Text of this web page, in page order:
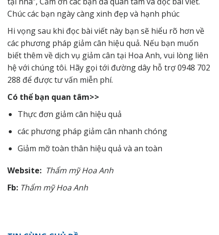
Chúc các bạn ngày càng xinh đẹp và hạnh phúc
Hi vọng sau khi đọc bài viết này bạn sẽ hiểu rõ hơn về
các phương pháp giảm cân hiệu quả. Nếu bạn muốn
biết thêm về dịch vụ giảm cân tại Hoa Anh, vui lòng liên
hệ với chúng tôi. Hãy gọi tới đường dây hỗ trợ 0948 702
288 để được tư vấn miễn phí.
Có thể bạn quan tâm>>
Thực đơn giảm cân hiệu quả
các phương pháp giảm cân nhanh chóng
Giảm mỡ toàn thân hiệu quả và an toàn
Website: Thẩm mỹHoa Anh
Fb: Thẩm mỹHoa Anh